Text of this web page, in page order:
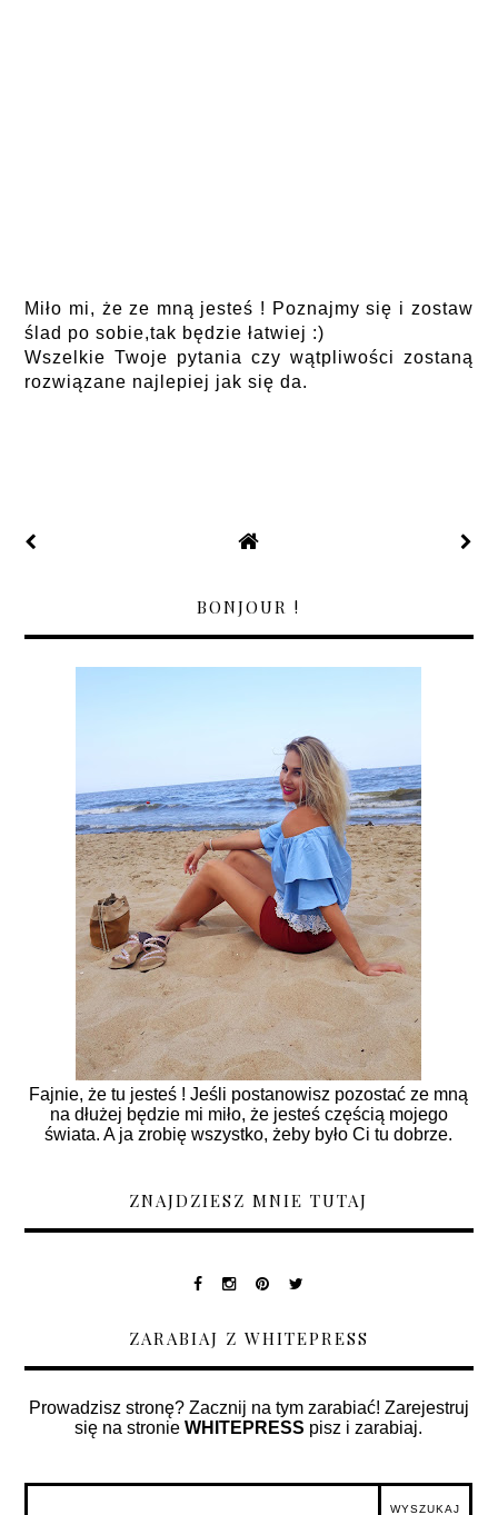
Miło mi, że ze mną jesteś ! Poznajmy się i zostaw
ślad po sobie,tak będzie łatwiej :)
Wszelkie Twoje pytania czy wątpliwości zostaną
rozwiązane najlepiej jak się da.
BONJOUR !
Fajnie, że tu jesteś ! Jeśli postanowisz pozostać ze mną
na dłużej będzie mi miło, że jesteś częścią mojego
świata. A ja zrobię wszystko, żeby było Ci tu dobrze.
ZNAJDZIESZ MNIE TUTAJ
ZARABIAJ Z WHITEPRESS
Prowadzisz stronę? Zacznij na tym zarabiać! Zarejestruj
się na stronieWHITEPRESS pisz i zarabiaj.